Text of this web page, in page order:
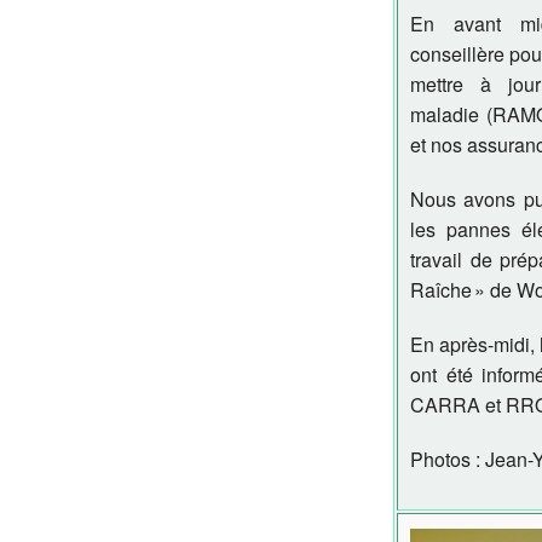
En avant
conseillère
mettre à
maladie
et nos
Nous avons
les pannes
travail de
Raîche » de
En après-
ont été
CARRA et
Photos : Jean-